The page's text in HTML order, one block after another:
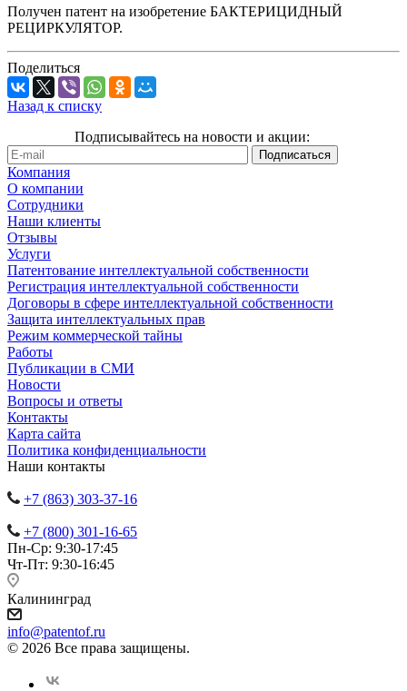
Получен патент на изобретение БАКТЕРИЦИДНЫЙ
РЕЦИРКУЛЯТОР.
Поделиться
Назад к списку
Подписывайтесь на новости и акции:
Компания
О компании
Сотрудники
Наши клиенты
Отзывы
Услуги
Патентование интеллектуальной собственности
Регистрация интеллектуальной собственности
Договоры в сфере интеллектуальной собственности
Защита интеллектуальных прав
Режим коммерческой тайны
Работы
Публикации в СМИ
Новости
Вопросы и ответы
Контакты
Карта сайта
Политика конфиденциальности
Наши контакты
+7 (863) 303-37-16
+7 (800) 301-16-65
Пн-Ср: 9:30-17:45
Чт-Пт: 9:30-16:45
Калининград
info@patentof.ru
© 2026 Все права защищены.